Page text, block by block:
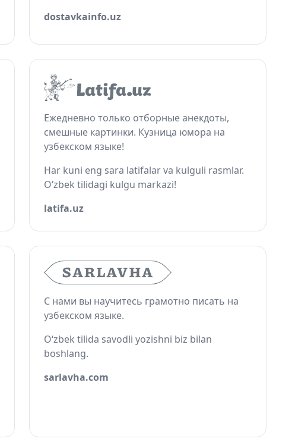
dostavkainfo.uz
Ежедневно только отборные анекдоты,
смешные картинки. Кузница юмора на
узбекском языке!
Har kuni eng sara latifalar va kulguli rasmlar.
O‘zbek tilidagi kulgu markazi!
latifa.uz
С нами вы научитесь грамотно писать на
узбекском языке.
O‘zbek tilida savodli yozishni biz bilan
boshlang.
sarlavha.com